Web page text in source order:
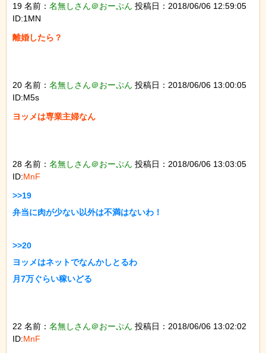
19 名前： 名無しさん＠おーぷん 投稿日：2018/06/06 12:59:05
ID:1MN
離婚したら？
20 名前： 名無しさん＠おーぷん 投稿日：2018/06/06 13:00:05
ID:M5s
ヨッメは専業主婦なん
28 名前： 名無しさん＠おーぷん 投稿日：2018/06/06 13:03:05
ID:MnF
>>19
弁当に肉が少ない以外は不満はないわ！
>>20
ヨッメはネットでなんかしとるわ
月7万ぐらい稼いどる
22 名前： 名無しさん＠おーぷん 投稿日：2018/06/06 13:02:02
ID:MnF